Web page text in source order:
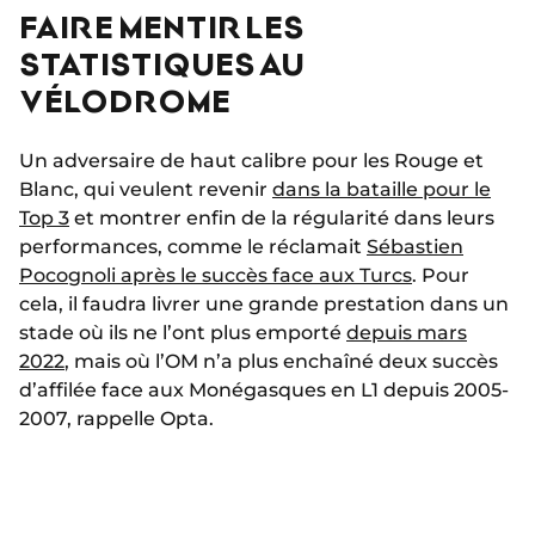
FAIRE MENTIR LES
STATISTIQUES AU
VÉLODROME
Un adversaire de haut calibre pour les Rouge et
Blanc, qui veulent revenir dans la bataille pour le
Top 3 et montrer enfin de la régularité dans leurs
performances, comme le réclamait Sébastien
Pocognoli après le succès face aux Turcs. Pour
cela, il faudra livrer une grande prestation dans un
stade où ils ne l’ont plus emporté depuis mars
2022, mais où l’OM n’a plus enchaîné deux succès
d’affilée face aux Monégasques en L1 depuis 2005-
2007, rappelle Opta.